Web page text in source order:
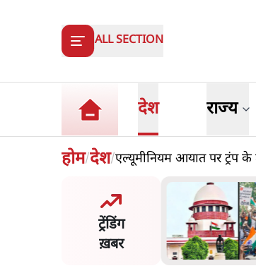
ALL SECTION
देश राज्य
होम/देश/एल्यूमीनियम आयात पर ट्रंप के
ट्रेंडिंग
ख़बर
प्रोटेस्ट- 'ताकतवर सरकार
पर आक्रामकता न दिखाए
जेन जी को सुने': SC